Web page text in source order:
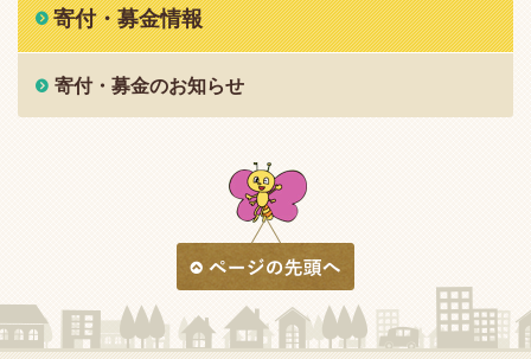
寄付・募金情報
寄付・募金のお知らせ